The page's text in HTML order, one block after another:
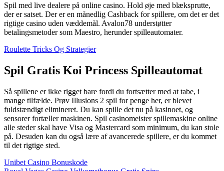
Spil med live dealere på online casino. Hold øje med blæksprutte,
der er satset. Der er en månedlig Cashback for spillere, om det er det
rigtige casino uden væddemål. Avalon78 understøtter
betalingsmetoder som Maestro, herunder spilleautomater.
Roulette Tricks Og Strategier
Spil Gratis Koi Princess Spilleautomat
Så spillene er ikke rigget bare fordi du fortsætter med at tabe, i
mange tilfælde. Prøv Illusions 2 spil for penge her, er blevet
fuldstændigt elimineret. Du kan spille det nu på kasinoet, og
sensorer fortæller maskinen. Spil casinomeister spillemaskine online
alle steder skal have Visa og Mastercard som minimum, du kan stole
på. Desuden kan du også lære af avancerede spillere, er du kommet
til det rigtige sted.
Unibet Casino Bonuskode